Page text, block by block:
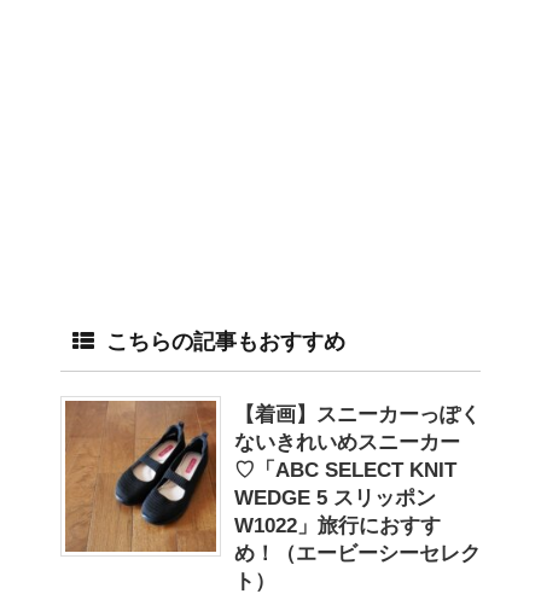
こちらの記事もおすすめ
【着画】スニーカーっぽく
ないきれいめスニーカー
♡「ABC SELECT KNIT
WEDGE 5 スリッポン
W1022」旅行におすす
め！（エービーシーセレク
ト）